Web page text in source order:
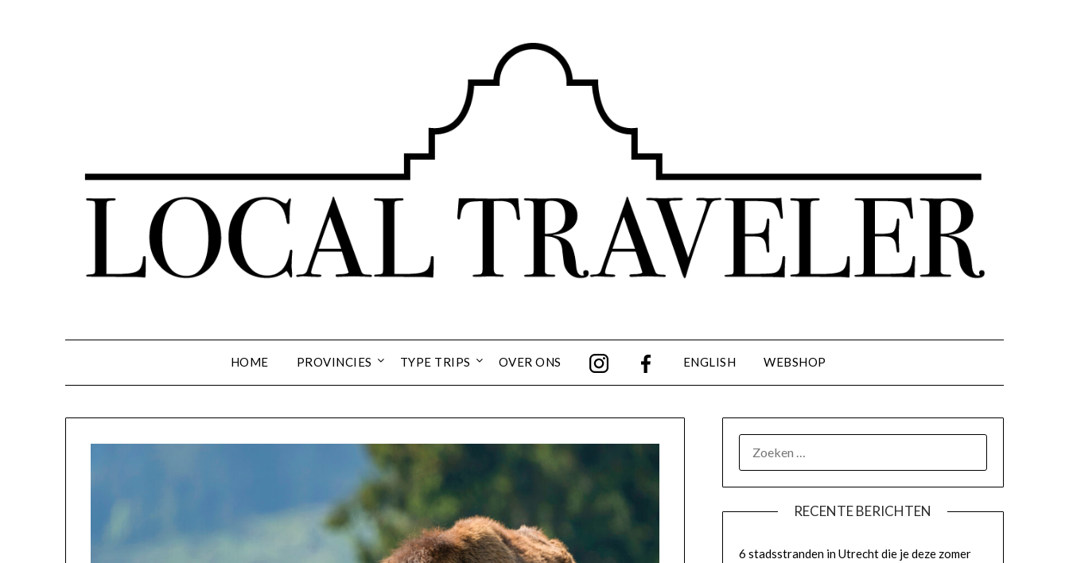
HOME PROVINCIES TYPE TRIPS OVER ONS ENGLISH WEBSHOP
RECENTE BERICHTEN
6 stadsstranden in Utrecht die je deze zomer